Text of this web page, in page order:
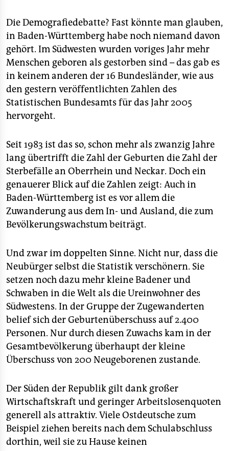
shop
fragen & hilfe
unterstützen
abo
genossenschaft
Die Demografiedebatte? Fast könnte man glauben,
in Baden-Württemberg habe noch niemand davon
gehört. Im Südwesten wurden voriges Jahr mehr
Menschen geboren als gestorben sind – das gab es
in keinem anderen der 16 Bundesländer, wie aus
den gestern veröffentlichten Zahlen des
Statistischen Bundesamts für das Jahr 2005
hervorgeht.
Seit 1983 ist das so, schon mehr als zwanzig Jahre
lang übertrifft die Zahl der Geburten die Zahl der
Sterbefälle an Oberrhein und Neckar. Doch ein
genauerer Blick auf die Zahlen zeigt: Auch in
Baden-Württemberg ist es vor allem die
Zuwanderung aus dem In- und Ausland, die zum
Bevölkerungswachstum beiträgt.
Und zwar im doppelten Sinne. Nicht nur, dass die
Neubürger selbst die Statistik verschönern. Sie
setzen noch dazu mehr kleine Badener und
Schwaben in die Welt als die Ureinwohner des
Südwestens. In der Gruppe der Zugewanderten
belief sich der Geburtenüberschuss auf 2.400
Personen. Nur durch diesen Zuwachs kam in der
Gesamtbevölkerung überhaupt der kleine
Überschuss von 200 Neugeborenen zustande.
Der Süden der Republik gilt dank großer
Wirtschaftskraft und geringer Arbeitslosenquoten
generell als attraktiv. Viele Ostdeutsche zum
Beispiel ziehen bereits nach dem Schulabschluss
dorthin, weil sie zu Hause keinen